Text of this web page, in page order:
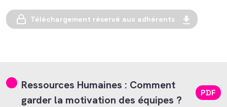
Téléchargement réservé aux adhérents
Ressources Humaines : Comment
garder la motivation des équipes ?
PDF